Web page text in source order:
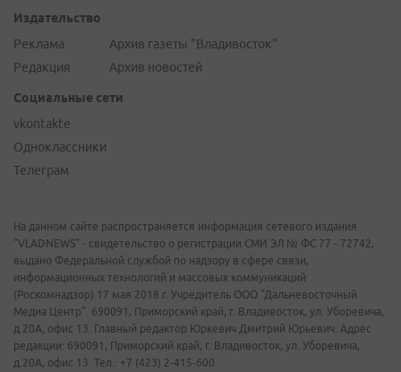
Издательство
Реклама
Редакция
Архив газеты "Владивосток"
Архив новостей
Социальные сети
vkontakte
Одноклассники
Телеграм
На данном сайте распространяется информация сетевого издания
"VLADNEWS" - свидетельство о регистрации СМИ ЭЛ № ФС 77 - 72742,
выдано Федеральной службой по надзору в сфере связи,
информационных технологий и массовых коммуникаций
(Роскомнадзор) 17 мая 2018 г. Учредитель ООО "Дальневосточный
Медиа Центр". 690091, Приморский край, г. Владивосток, ул. Уборевича,
д.20А, офис 13. Главный редактор Юркевич Дмитрий Юрьевич. Адрес
редакции: 690091, Приморский край, г. Владивосток, ул. Уборевича,
д.20А, офис 13. Тел.: +7 (423) 2-415-600.